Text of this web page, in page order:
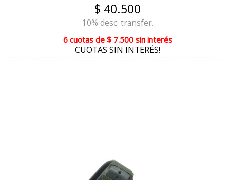
NARANJA
GRINGO DUBAI
NEGRO CROCCO
HUESO
$ 40.500
10% desc. transfer.
6 cuotasde $ 7.500sin interés
CUOTAS SIN INTERÉS!